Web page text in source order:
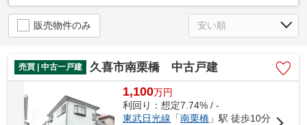
販売物件のみ
売買 | 中古一戸建 久喜市南栗橋 中古戸建
1,100万円
利回り：想定7.74% / -
東武日光線 「南栗橋 」駅 徒歩10分